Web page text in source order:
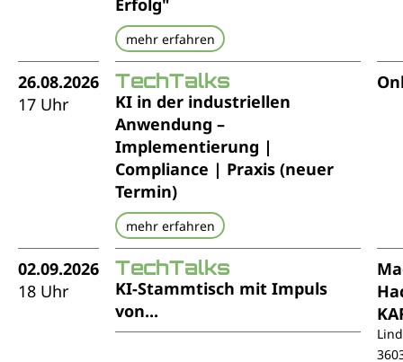
Erfolg"
mehr erfahren
26.08.2026
17 Uhr
TechTalks
KI in der industriellen
Anwendung –
Implementierung |
Compliance | Praxis (neuer
Termin)
mehr erfahren
02.09.2026
18 Uhr
TechTalks
KI-Stammtisch mit Impuls
von...